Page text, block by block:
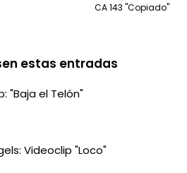
CA 143 "Copiado"
estas entradas
"Baja el Telón"
Videoclip "Loco"